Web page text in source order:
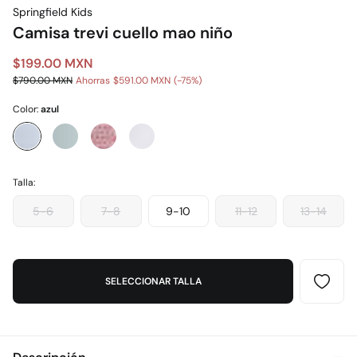
Springfield Kids
Camisa trevi cuello mao niño
$199.00 MXN
$790.00 MXN Ahorras $591.00 MXN 75
Color:azul
Talla:
5-6 7-8 9-10 11-12 13-14
SELECCIONAR TALLA